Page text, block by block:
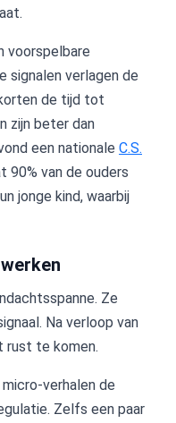
voorspelbare
signalen verlagen de
de tijd tot
zijn beter dan
een nationale C.S.
90% van de ouders
jonge kind, waarbij
Ze
Na verloop van
rust te komen.
verhalen de
Zelfs een paar